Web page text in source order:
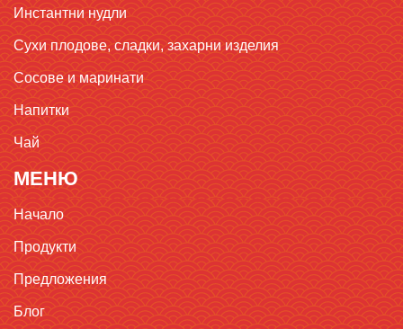
Инстантни нудли
Сухи плодове, сладки, захарни изделия
Сосове и маринати
Напитки
Чай
МЕНЮ
Начало
Продукти
Предложения
Блог